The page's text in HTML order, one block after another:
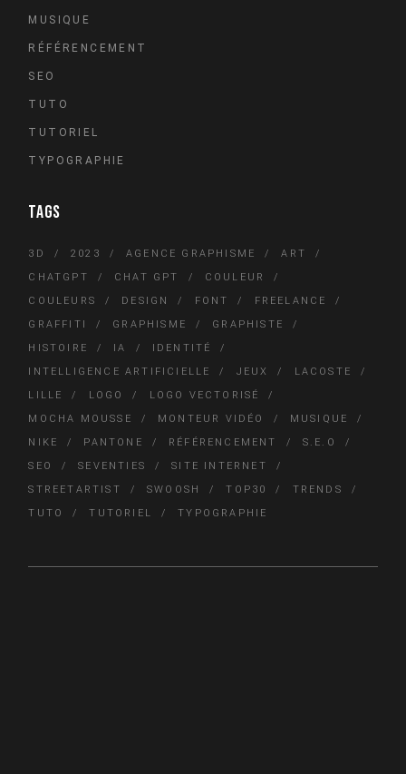
MUSIQUE
RÉFÉRENCEMENT
SEO
TUTO
TUTORIEL
TYPOGRAPHIE
TAGS
3D 2023 AGENCE GRAPHISME
ART
CHATGPT
CHAT GPT
COULEUR
COULEURS
DESIGN FONT
FREELANCE
GRAFFITI
GRAPHISME
GRAPHISTE
HISTOIRE
IA
IDENTITÉ
INTELLIGENCE ARTIFICIELLE
JEUX
LACOSTE
LILLE
LOGO
LOGO VECTORISÉ
MOCHA MOUSSE
MONTEUR VIDÉO
MUSIQUE
NIKE
PANTONE RÉFÉRENCEMENT
S.E.O
SEO
SEVENTIES
SITE INTERNET
STREETARTIST
SWOOSH TOP30
TRENDS
TUTO
TUTORIEL TYPOGRAPHIE